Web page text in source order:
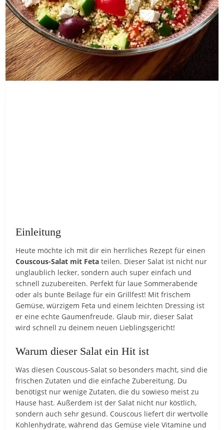
Einleitung
Heute möchte ich mit dir ein herrliches Rezept für einen
Couscous-Salat mit Feta teilen. Dieser Salat ist nicht nur
unglaublich lecker, sondern auch super einfach und
schnell zuzubereiten. Perfekt für laue Sommerabende
oder als bunte Beilage für ein Grillfest! Mit frischem
Gemüse, würzigem Feta und einem leichten Dressing ist
er eine echte Gaumenfreude. Glaub mir, dieser Salat
wird schnell zu deinem neuen Lieblingsgericht!
Warum dieser Salat ein Hit ist
Was diesen Couscous-Salat so besonders macht, sind die
frischen Zutaten und die einfache Zubereitung. Du
benötigst nur wenige Zutaten, die du sowieso meist zu
Hause hast. Außerdem ist der Salat nicht nur köstlich,
sondern auch sehr gesund. Couscous liefert dir wertvolle
Kohlenhydrate, während das Gemüse viele Vitamine und